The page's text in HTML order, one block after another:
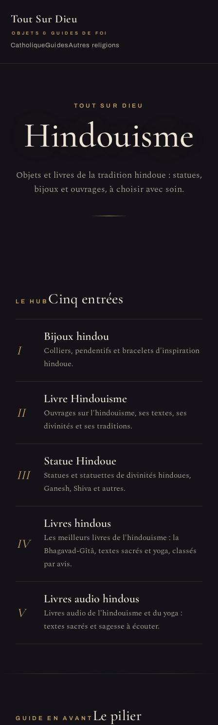
Tout Sur Dieu
OBJETS & GUIDES DE FOI
CatholiqueGuidesAutres religions
TOUT SUR DIEU
Hindouisme
Objets et livres de la tradition hindoue : statues,
bijoux et ouvrages, à choisir avec soin.
LE HUB Cinq entrées
I
Bijoux hindou
Colliers, pendentifs et bracelets d'inspiration
hindoue.
II
Livre Hindouisme
Ouvrages sur l'hindouisme, ses textes, ses
divinités et ses traditions.
III
Statue Hindoue
Statues et statuettes de divinités hindoues,
Ganesh, Shiva et autres.
IV
Livres hindous
Les meilleurs livres de l'hindouisme : la
Bhagavad-Gîtâ, textes sacrés et yoga, classés
par avis.
V
Livres audio hindous
Livres audio de l'hindouisme et du yoga :
textes sacrés et sagesse à écouter.
GUIDE EN AVANT Le pilier